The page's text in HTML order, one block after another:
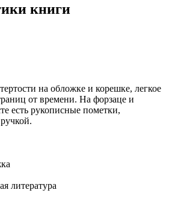
книги
на обложке и корешке, легкое
от времени. На форзаце и
есть рукописные пометки,
литература